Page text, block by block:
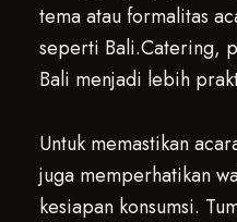
tema atau formalitas
seperti Bali.Catering,
Bali menjadi lebih
Untuk memastikan
juga memperhatikan
kesiapan konsumsi.